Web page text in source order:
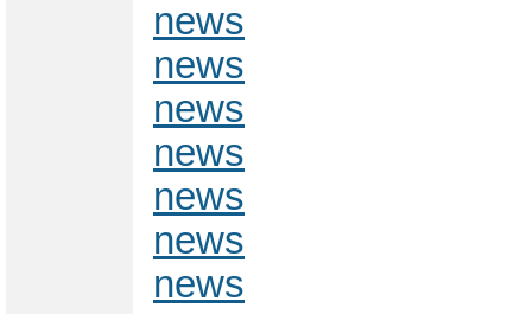
news
news
news
news
news
news
news